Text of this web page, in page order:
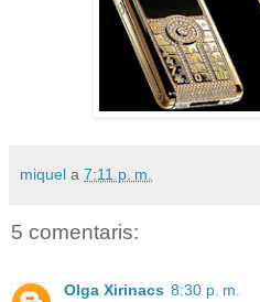
miquel a 7:11 p. m.
5 comentaris:
Olga Xirinacs 8:30 p. m.